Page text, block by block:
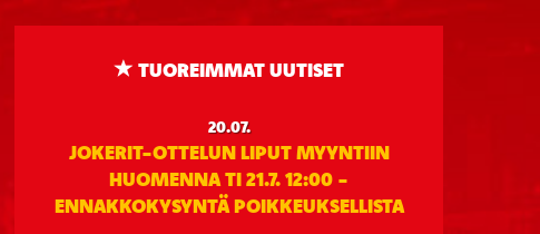
TUOREIMMAT UUTISET
20.07.
JOKERIT-OTTELUN LIPUT MYYNTIIN
HUOMENNA TI 21.7. 12:00 -
ENNAKKOKYSYNTÄ POIKKEUKSELLISTA